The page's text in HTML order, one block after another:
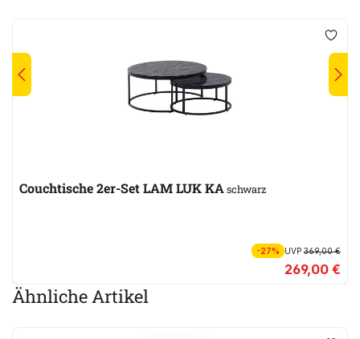
Couchtische 2er-Set LAM LUK KAschwarz
-27% UVP369,00 €
269,00 €
Ähnliche Artikel